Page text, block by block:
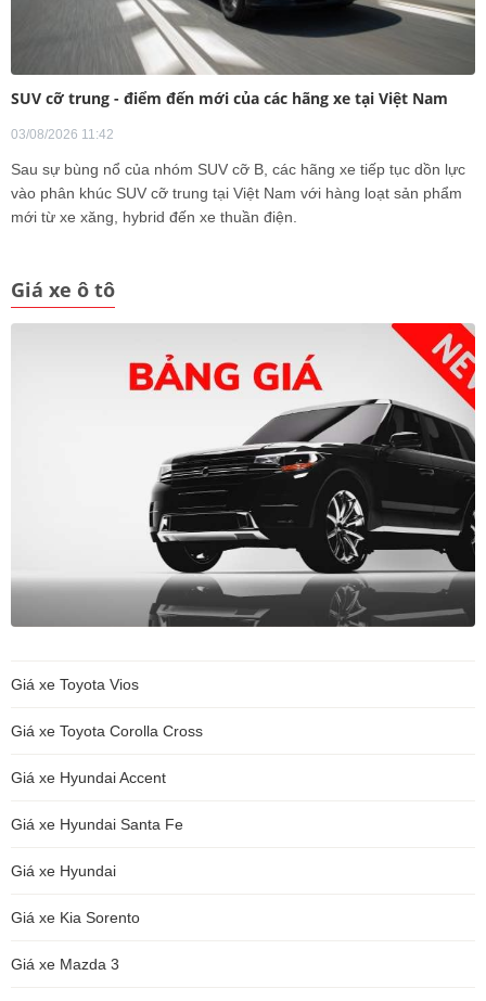
SUV cỡ trung - điểm đến mới của các hãng xe tại Việt Nam
03/08/2026 11:42
Sau sự bùng nổ của nhóm SUV cỡ B, các hãng xe tiếp tục dồn lực
vào phân khúc SUV cỡ trung tại Việt Nam với hàng loạt sản phẩm
mới từ xe xăng, hybrid đến xe thuần điện.
Giá xe ô tô
Giá xe Toyota Vios
Giá xe Toyota Corolla Cross
Giá xe Hyundai Accent
Giá xe Hyundai Santa Fe
Giá xe Hyundai
Giá xe Kia Sorento
Giá xe Mazda 3